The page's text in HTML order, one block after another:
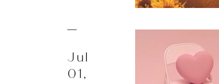
Jul
01,